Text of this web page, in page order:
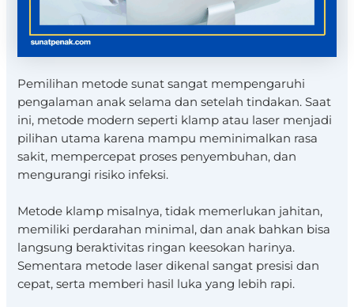
Pemilihan metode sunat sangat mempengaruhi
pengalaman anak selama dan setelah tindakan. Saat
ini, metode modern seperti klamp atau laser menjadi
pilihan utama karena mampu meminimalkan rasa
sakit, mempercepat proses penyembuhan, dan
mengurangi risiko infeksi.
Metode klamp misalnya, tidak memerlukan jahitan,
memiliki perdarahan minimal, dan anak bahkan bisa
langsung beraktivitas ringan keesokan harinya.
Sementara metode laser dikenal sangat presisi dan
cepat, serta memberi hasil luka yang lebih rapi.